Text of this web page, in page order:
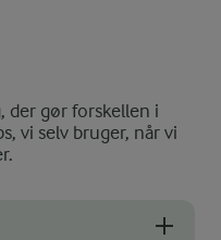
der gør forskellen i
vi selv bruger, når vi